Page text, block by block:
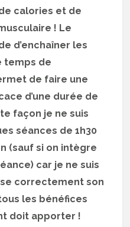
calories et de
! Le
d’enchaîner les
temps de
de faire une
d’une durée de
façon je ne suis
séances de 1h30
(sauf si on intègre
car je ne suis
correctement son
les bénéfices
doit apporter !